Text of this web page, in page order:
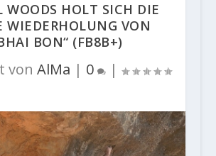
WOODS HOLT SICH DIE
WIEDERHOLUNG VON
BON“ (FB8B+)
von AlMa | 0 |